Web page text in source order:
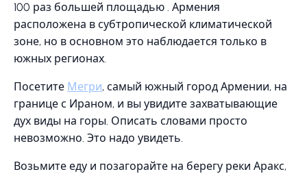
100 раз большей площадью . Армения
расположена в субтропической климатической
зоне, но в основном это наблюдается только в
южных регионах.
Посетите Мегри, самый южный город Армении, на
границе с Ираном, и вы увидите захватывающие
дух виды на горы. Описать словами просто
невозможно. Это надо увидеть.
Возьмите еду и позагорайте на берегу реки Аракс,